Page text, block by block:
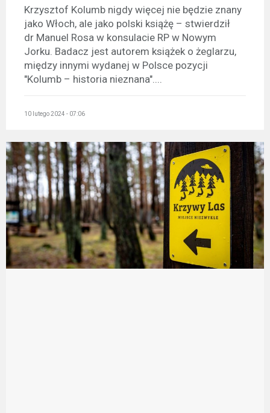
Krzysztof Kolumb nigdy więcej nie będzie znany
jako Włoch, ale jako polski książę – stwierdził
dr Manuel Rosa w konsulacie RP w Nowym
Jorku. Badacz jest autorem książek o żeglarzu,
między innymi wydanej w Polsce pozycji
"Kolumb – historia nieznana"....
10 lutego 2024 - 07:06